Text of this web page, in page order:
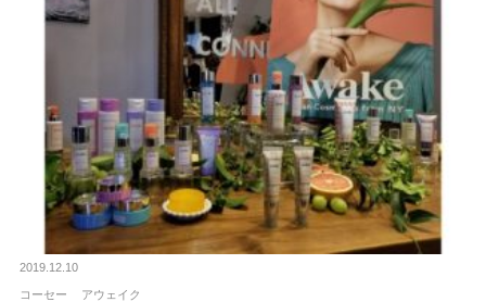
2019.12.10
コーセー アウェイク